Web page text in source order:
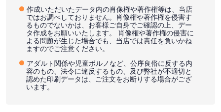
作成いただいたデータ内の肖像権や著作権等は、当店
ではお調べしておりません。肖像権や著作権を侵害す
るものでないかは、お客様ご自身でご確認の上、デー
タ作成をお願いいたします。 肖像権や著作権の侵害に
よる問題が生じた場合でも、当店では責任を負いかね
ますのでご注意ください。
アダルト関係や児童ポルノなど、公序良俗に反する内
容のもの、法令に違反するもの、及び弊社が不適切と
認めた印刷データは、ご注文をお断りする場合がござ
います。